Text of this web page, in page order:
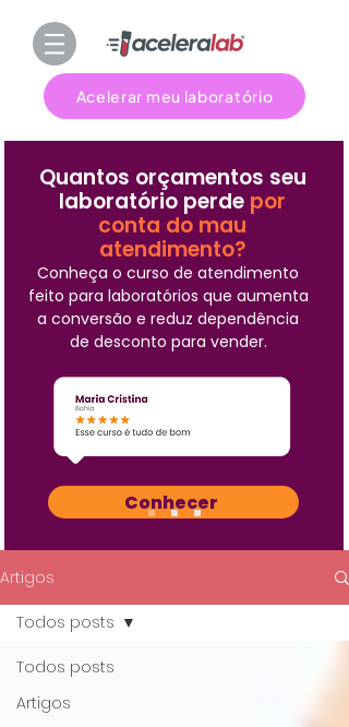
Acelerar meu laboratório
Quantos orçamentos seu
laboratório perde por
conta do mau
atendimento?
Conheça o curso de atendimento
feito para laboratórios que aumenta
a conversão e reduz dependência
de desconto para vender.
Conhecer
Artigos
Todos posts
Artigos
Todos posts